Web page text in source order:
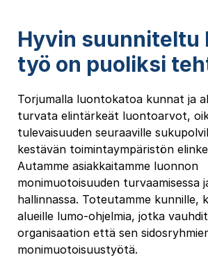
Hyvin suunniteltu
työ on puoliksi
Torjumalla luontokatoa kunnat ja
turvata elintärkeät luontoarvot,
tulevaisuuden seuraaville
kestävän toimintaympäristön
Autamme asiakkaitamme luonnon
monimuotoisuuden turvaamisessa
hallinnassa. Toteutamme kunnille,
alueille lumo-ohjelmia, jotka
organisaation että sen
monimuotoisuustyötä.